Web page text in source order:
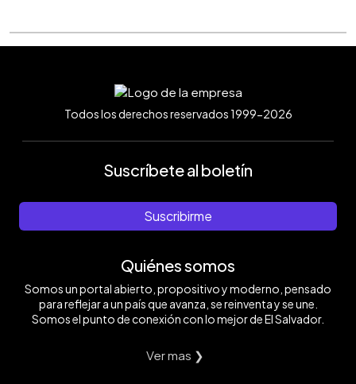
Todos los derechos reservados 1999-2026
Suscríbete al boletín
Suscribirme
Quiénes somos
Somos un portal abierto, propositivo y moderno, pensado
para reflejar a un país que avanza, se reinventa y se une.
Somos el punto de conexión con lo mejor de El Salvador.
Ver mas ❯